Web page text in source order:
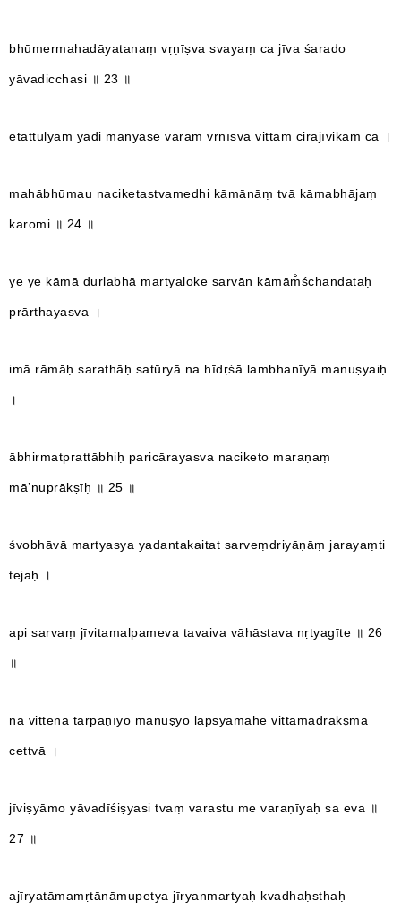
bhūmermahadāyatanaṃ vṛṇīṣva svayaṃ ca jīva śarado
yāvadicchasi ॥ 23 ॥
etattulyaṃ yadi manyase varaṃ vṛṇīṣva vittaṃ cirajīvikāṃ ca ।
mahābhūmau naciketastvamedhi kāmānāṃ tvā kāmabhājaṃ
karomi ॥ 24 ॥
ye ye kāmā durlabhā martyaloke sarvān kāmām̐śchandataḥ
prārthayasva ।
imā rāmāḥ sarathāḥ satūryā na hīdṛśā lambhanīyā manuṣyaiḥ
।
ābhirmatprattābhiḥ paricārayasva naciketo maraṇaṃ
mā’nuprākṣīḥ ॥ 25 ॥
śvobhāvā martyasya yadantakaitat sarveṃdriyāṇāṃ jarayaṃti
tejaḥ ।
api sarvaṃ jīvitamalpameva tavaiva vāhāstava nṛtyagīte ॥ 26
॥
na vittena tarpaṇīyo manuṣyo lapsyāmahe vittamadrākṣma
cettvā ।
jīviṣyāmo yāvadīśiṣyasi tvaṃ varastu me varaṇīyaḥ sa eva ॥
27 ॥
ajīryatāmamṛtānāmupetya jīryanmartyaḥ kvadhaḥsthaḥ